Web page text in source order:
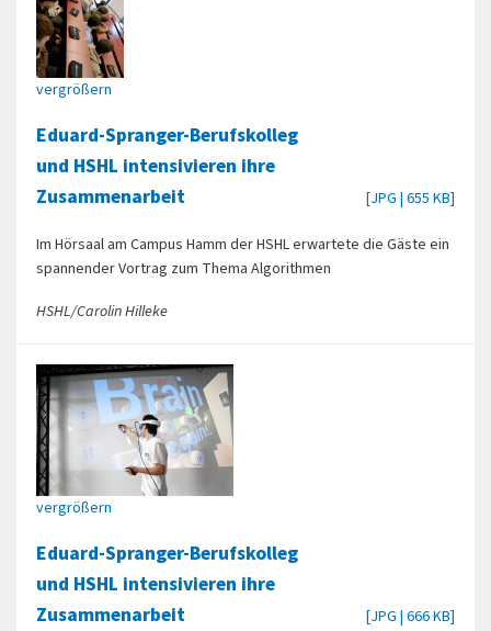
vergrößern
Eduard-Spranger-Berufskolleg
und HSHL intensivieren ihre
Zusammenarbeit
[JPG | 655 KB]
Im Hörsaal am Campus Hamm der HSHL erwartete die Gäste ein
spannender Vortrag zum Thema Algorithmen
HSHL/Carolin Hilleke
vergrößern
Eduard-Spranger-Berufskolleg
und HSHL intensivieren ihre
Zusammenarbeit
[JPG | 666 KB]